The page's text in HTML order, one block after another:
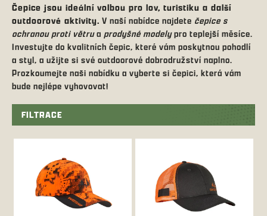
Čepice jsou ideální volbou pro lov, turistiku a další
outdoorové aktivity. V naší nabídce najdete čepice s
ochranou proti větrua prodyšné modelypro teplejší měsíce.
Investujte do kvalitních čepic, které vám poskytnou pohodlí
a styl, a užijte si své outdoorové dobrodružství naplno.
Prozkoumejte naši nabídku a vyberte si čepici, která vám
bude nejlépe vyhovovat!
FILTRACE